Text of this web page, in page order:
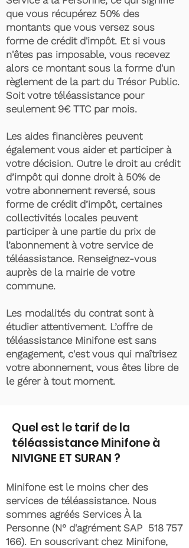
que vous récupérez 50% des
montants que vous versez sous
forme de crédit d'impôt. Et si vous
n'êtes pas imposable, vous recevez
alors ce montant sous la forme d'un
règlement de la part du Trésor Public.
Soit votre téléassistance pour
seulement 9€ TTC par mois.
Les aides financières peuvent
également vous aider et participer à
votre décision. Outre le droit au crédit
d’impôt qui donne droit à 50% de
votre abonnement reversé, sous
forme de crédit d’impôt, certaines
collectivités locales peuvent
participer à une partie du prix de
l’abonnement à votre service de
téléassistance. Renseignez-vous
auprès de la mairie de votre
commune.
Les modalités du contrat sont à
étudier attentivement. L’offre de
téléassistance Minifone est sans
engagement, c'est vous qui maîtrisez
votre abonnement, vous êtes libre de
le gérer à tout moment.
Quel est le tarif de la
téléassistance Minifone à
NIVIGNE ET SURAN ?
Minifone est le moins cher des
services de téléassistance. Nous
sommes agréés Services À la
Personne (N° d'agrément SAP 518 757
166). En souscrivant chez Minifone,